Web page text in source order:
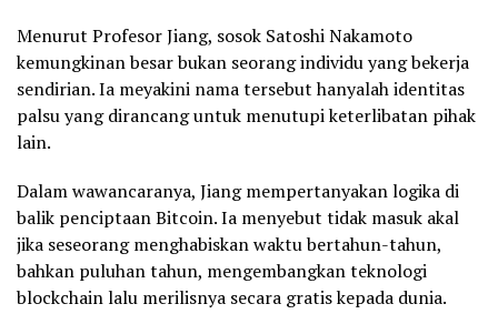
Menurut Profesor Jiang, sosok Satoshi Nakamoto
kemungkinan besar bukan seorang individu yang bekerja
sendirian. Ia meyakini nama tersebut hanyalah identitas
palsu yang dirancang untuk menutupi keterlibatan pihak
lain.
Dalam wawancaranya, Jiang mempertanyakan logika di
balik penciptaan Bitcoin. Ia menyebut tidak masuk akal
jika seseorang menghabiskan waktu bertahun-tahun,
bahkan puluhan tahun, mengembangkan teknologi
blockchain lalu merilisnya secara gratis kepada dunia.